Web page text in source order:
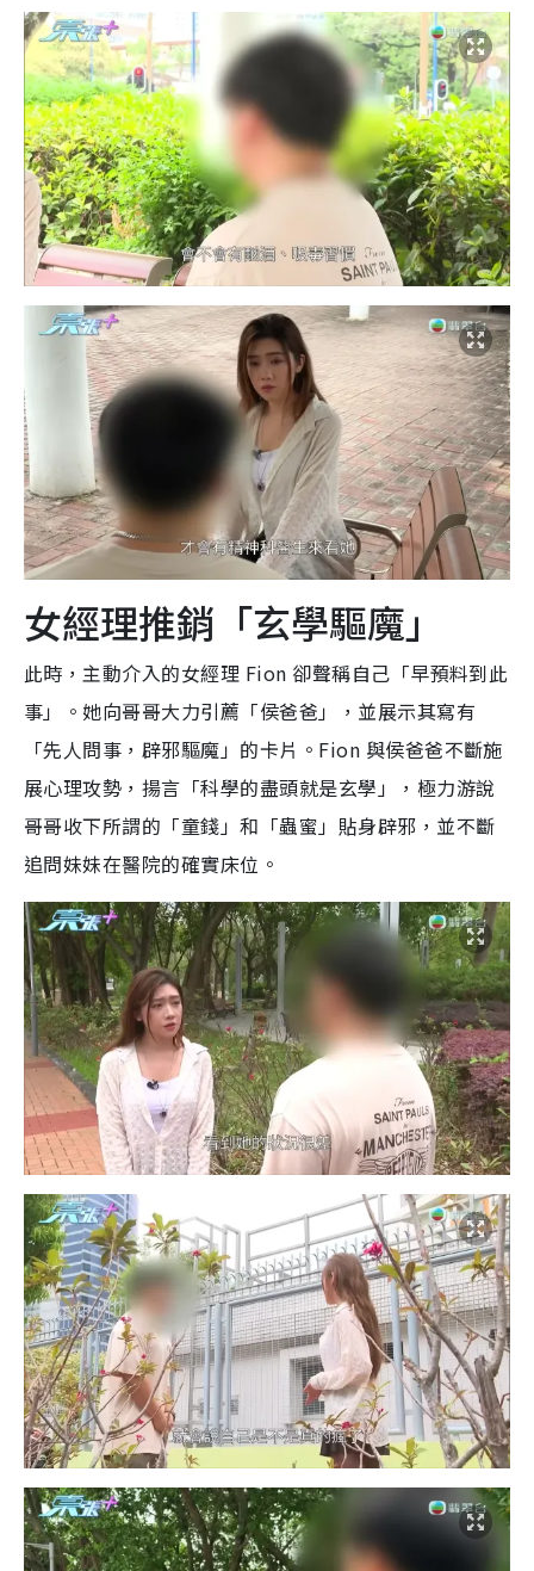
女經理推銷「玄學驅魔」
此時，主動介入的女經理 Fion 卻聲稱自己「早預料到此
事」。她向哥哥大力引薦「侯爸爸」，並展示其寫有
「先人問事，辟邪驅魔」的卡片。Fion 與侯爸爸不斷施
展心理攻勢，揚言「科學的盡頭就是玄學」，極力游說
哥哥收下所謂的「童錢」和「蟲蜜」貼身辟邪，並不斷
追問妹妹在醫院的確實床位。